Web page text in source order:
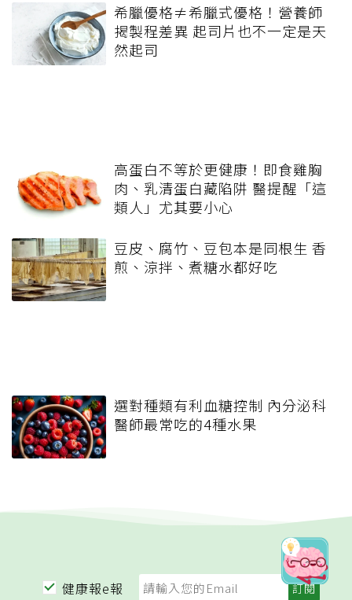
希臘優格≠希臘式優格！營養師
揭製程差異 起司片也不一定是天
然起司
高蛋白不等於更健康！即食雞胸
肉、乳清蛋白藏陷阱 醫提醒「這
類人」尤其要小心
豆皮、腐竹、豆包本是同根生 香
煎、涼拌、煮糖水都好吃
選對種類有利血糖控制 內分泌科
醫師最常吃的4種水果
健康報e報